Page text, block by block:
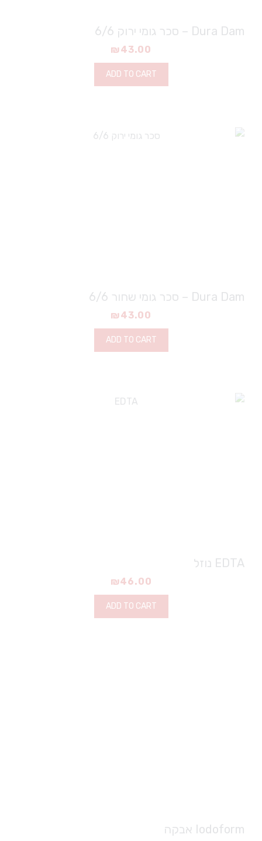
Dura Dam – סכר גומי ירוק 6/6
₪43.00
ADD TO CART
Dura Dam – סכר גומי שחור 6/6
₪43.00
ADD TO CART
EDTA נוזל
₪46.00
ADD TO CART
Iodoform אבקה